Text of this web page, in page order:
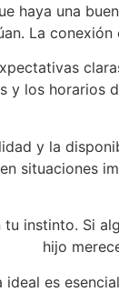
haya una
La
y los horarios
y la
situaciones
tu instinto. Si
hijo
ideal es